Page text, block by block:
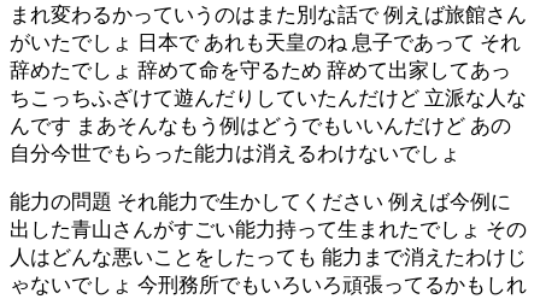
まれ変わるかっていうのはまた別な話で 例えば旅館さん
がいたでしょ 日本で あれも天皇のね 息子であって それ
辞めたでしょ 辞めて命を守るため 辞めて出家してあっ
ちこっちふざけて遊んだりしていたんだけど 立派な人な
んです まあそんなもう例はどうでもいいんだけど あの
自分今世でもらった能力は消えるわけないでしょ
能力の問題 それ能力で生かしてください 例えば今例に
出した青山さんがすごい能力持って生まれたでしょ その
人はどんな悪いことをしたっても 能力まで消えたわけじ
ゃないでしょ 今刑務所でもいろいろ頑張ってるかもしれ